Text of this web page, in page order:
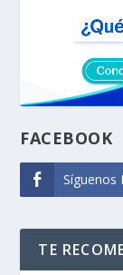
FACEBOOK
Síguenos
TE